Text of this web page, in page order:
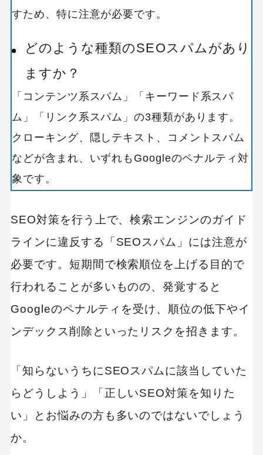
すため、特に注意が必要です。
どのような種類のSEOスパムがあり
ますか？
「コンテンツ系スパム」「キーワード系スパ
ム」「リンク系スパム」の3種類があります。
クローキング、隠しテキスト、コメントスパム
などが含まれ、いずれもGoogleのペナルティ対
象です。
SEO対策を行う上で、検索エンジンのガイド
ラインに違反する「SEOスパム」には注意が
必要です。短期間で検索順位を上げる目的で
行われることが多いものの、発覚すると
Googleのペナルティを受け、順位の低下やイ
ンデックス削除といったリスクを招きます。
「知らないうちにSEOスパムに該当していた
らどうしよう」「正しいSEO対策を知りた
い」とお悩みの方も多いのではないでしょう
か。